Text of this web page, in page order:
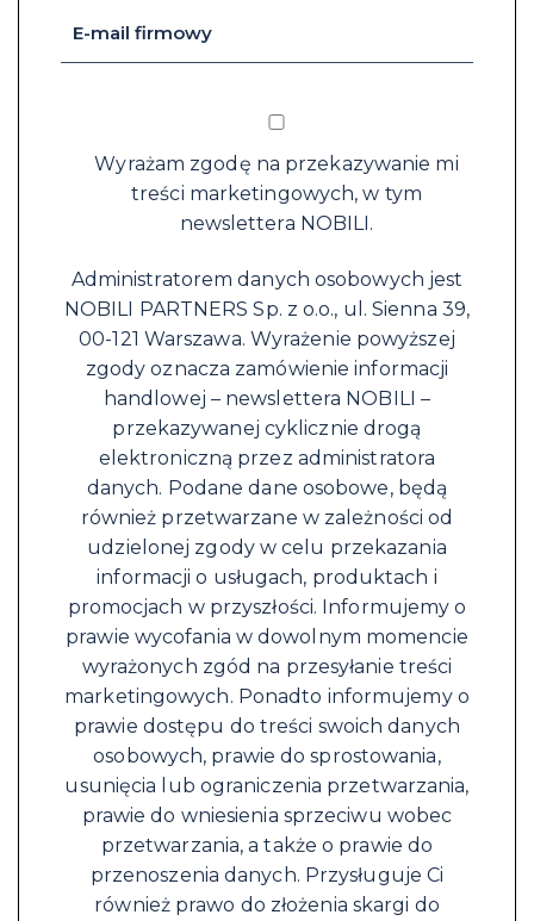
Wyrażam zgodę na przekazywanie mi
treści marketingowych, w tym
newslettera NOBILI.
Administratorem danych osobowych jest
NOBILI PARTNERS Sp. z o.o., ul. Sienna 39,
00-121 Warszawa. Wyrażenie powyższej
zgody oznacza zamówienie informacji
handlowej – newslettera NOBILI –
przekazywanej cyklicznie drogą
elektroniczną przez administratora
danych. Podane dane osobowe, będą
również przetwarzane w zależności od
udzielonej zgody w celu przekazania
informacji o usługach, produktach i
promocjach w przyszłości. Informujemy o
prawie wycofania w dowolnym momencie
wyrażonych zgód na przesyłanie treści
marketingowych. Ponadto informujemy o
prawie dostępu do treści swoich danych
osobowych, prawie do sprostowania,
usunięcia lub ograniczenia przetwarzania,
prawie do wniesienia sprzeciwu wobec
przetwarzania, a także o prawie do
przenoszenia danych. Przysługuje Ci
również prawo do złożenia skargi do